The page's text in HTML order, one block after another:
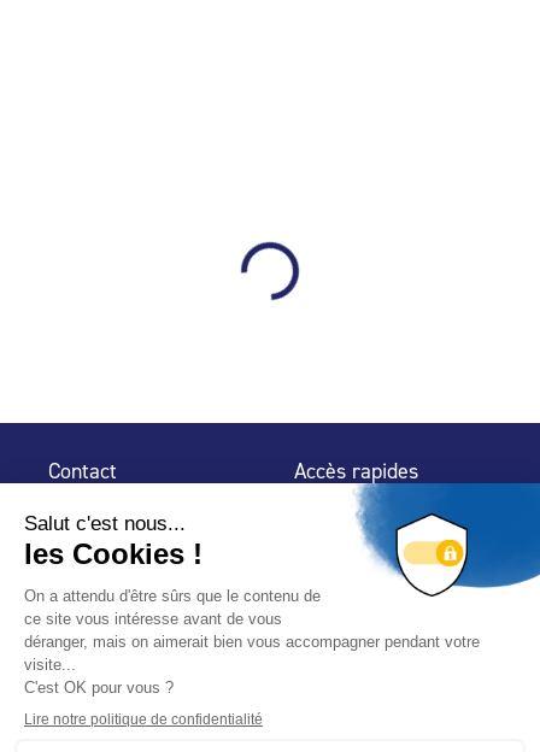
Contact
32 rue de Mogador
75 009 Paris
Accès rapides
Espace Presse
Trouver un
professionnel
Nous suivre